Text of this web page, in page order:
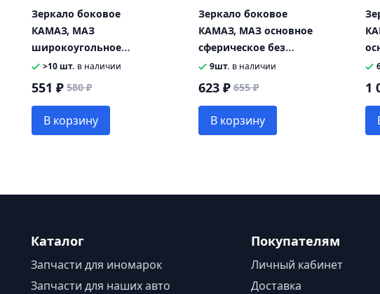
Зеркало боковое
КАМАЗ, МАЗ
широкоугольное
сферическое без
обогрева
235х235 КРУГОВОЙ
ОБЗОР
>10 шт. в наличии
551 ₽ 580 ₽
В корзину
Зеркало боковое
КАМАЗ, МАЗ основное
сферическое без
обогрева 443х215
КРУГОВОЙ ОБЗОР
9шт. в наличии
623 ₽ 655 ₽
В корзину
1
Каталог
Запчасти для иномарок
Запчасти для наших авто
Покупателям
Личный кабинет
Доставка